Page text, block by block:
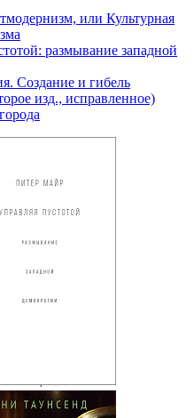
или Культурная
размывание западной
Создание и гибель
изд., исправленное)